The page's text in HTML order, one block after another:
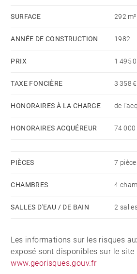
dessine les limites de propriété.
toilettes. Piscine chauffée de 13 x
parking supplémentaire.
SURFACE 292 m²
ANNÉE DE CONSTRUCTION 1982
PRIX 1 495
TAXE FONCIÈRE 3 358 €
HONORAIRES À LA CHARGE de
HONORAIRES ACQUÉREUR 74 000
PIÈCES 7
CHAMBRES 4
SALLES D'EAU / DE BAIN 2
Les informations sur les risques
exposé sont disponibles sur le site
www.georisques.gouv.fr